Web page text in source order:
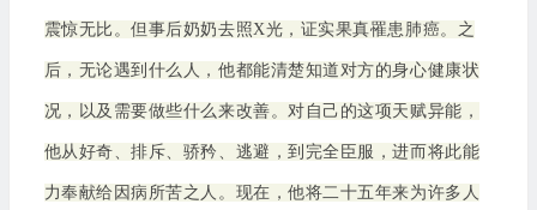
震惊无比。但事后奶奶去照X光，证实果真罹患肺癌。之
后，无论遇到什么人，他都能清楚知道对方的身心健康状
况，以及需要做些什么来改善。对自己的这项天赋异能，
他从好奇、排斥、骄矜、逃避，到完全臣服，进而将此能
力奉献给因病所苦之人。现在，他将二十五年来为许多人